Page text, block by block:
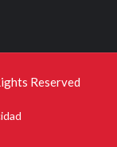
Reserved